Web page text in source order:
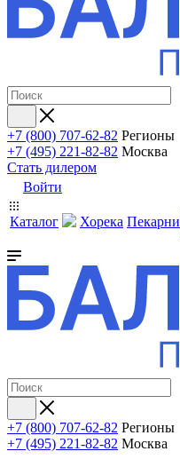
+7 (800) 707-62-82 Регионы
+7 (495) 221-82-82 Москва
Стать дилером
Войти
Каталог Хорека Пекарни
+7 (800) 707-62-82 Регионы
+7 (495) 221-82-82 Москва